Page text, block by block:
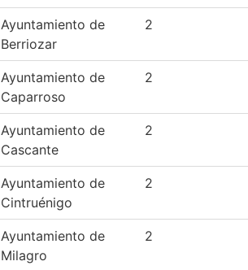
Ayuntamiento de
Berriozar
2
Ayuntamiento de
Caparroso
2
Ayuntamiento de
Cascante
2
Ayuntamiento de
Cintruénigo
2
Ayuntamiento de
Milagro
2